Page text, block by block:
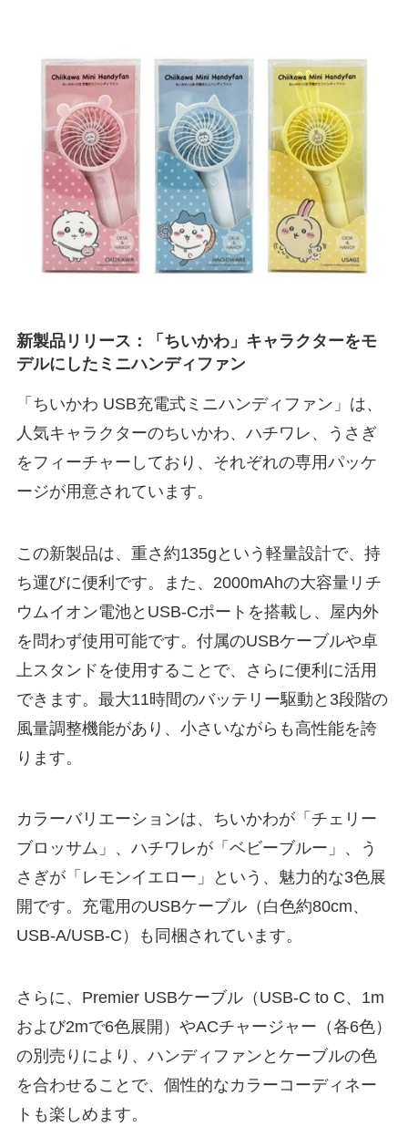
新製品リリース：「ちいかわ」キャラクターをモ
デルにしたミニハンディファン
「ちいかわ USB充電式ミニハンディファン」は、
人気キャラクターのちいかわ、ハチワレ、うさぎ
をフィーチャーしており、それぞれの専用パッケ
ージが用意されています。
この新製品は、重さ約135gという軽量設計で、持
ち運びに便利です。また、2000mAhの大容量リチ
ウムイオン電池とUSB-Cポートを搭載し、屋内外
を問わず使用可能です。付属のUSBケーブルや卓
上スタンドを使用することで、さらに便利に活用
できます。最大11時間のバッテリー駆動と3段階の
風量調整機能があり、小さいながらも高性能を誇
ります。
カラーバリエーションは、ちいかわが「チェリー
ブロッサム」、ハチワレが「ベビーブルー」、う
さぎが「レモンイエロー」という、魅力的な3色展
開です。充電用のUSBケーブル（白色約80cm、
USB-A/USB-C）も同梱されています。
さらに、Premier USBケーブル（USB-C to C、1m
および2mで6色展開）やACチャージャー（各6色）
の別売りにより、ハンディファンとケーブルの色
を合わせることで、個性的なカラーコーディネー
トも楽しめます。